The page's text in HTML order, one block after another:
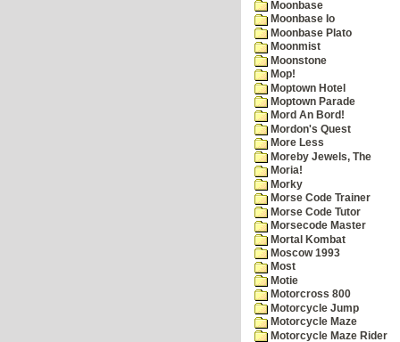
Moonbase
Moonbase Io
Moonbase Plato
Moonmist
Moonstone
Mop!
Moptown Hotel
Moptown Parade
Mord An Bord!
Mordon's Quest
More Less
Moreby Jewels, The
Moria!
Morky
Morse Code Trainer
Morse Code Tutor
Morsecode Master
Mortal Kombat
Moscow 1993
Most
Motie
Motorcross 800
Motorcycle Jump
Motorcycle Maze
Motorcycle Maze Rider